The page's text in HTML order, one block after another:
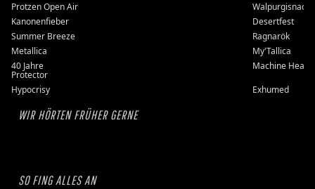
Protzen Open Air
Walpurgisnacht
Kanonenfieber
Desertfest
Summer Breeze
Ragnarök
Metallica
My'Tallica
40 Jahre
Protector
Machine Head
Hypocrisy
Exhumed
WIR HÖRTEN FRÜHER GERNE
SO FING ALLES AN